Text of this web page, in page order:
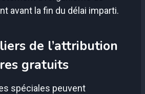
avant la fin du délai imparti.
de l’attribution
gratuits
spéciales peuvent